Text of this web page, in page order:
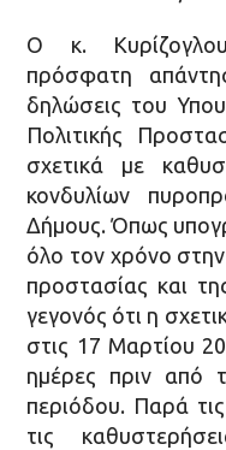
Ο κ.
πρόσφατη
δηλώσεις του
Πολιτικής
σχετικά με
κονδυλίων
Δήμους. Όπως
όλο τον χρόνο
προστασίας και
γεγονός ότι η
στις 17 Μαρτίου
ημέρες πριν από
περιόδου. Παρά
τις